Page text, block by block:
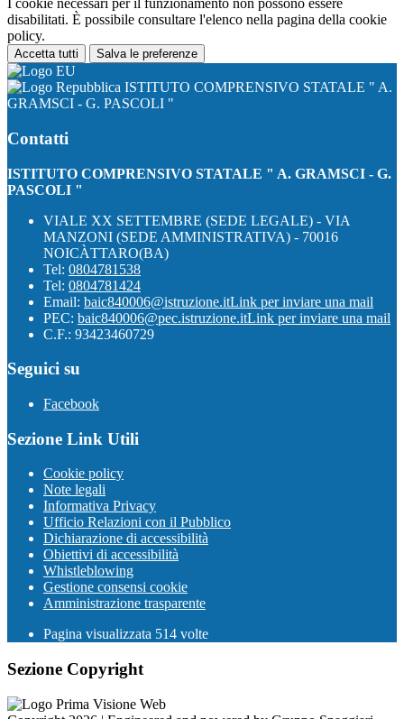
I cookie necessari per il funzionamento non possono essere
disabilitati. È possibile consultare l'elenco nella pagina della cookie
policy.
Accetta tutti Salva le preferenze
ISTITUTO COMPRENSIVO STATALE " A.
GRAMSCI - G. PASCOLI "
Contatti
ISTITUTO COMPRENSIVO STATALE " A. GRAMSCI - G.
PASCOLI "
VIALE XX SETTEMBRE (SEDE LEGALE) - VIA
MANZONI (SEDE AMMINISTRATIVA) - 70016
NOICÀTTARO(BA)
Tel: 0804781538
Tel: 0804781424
Email: baic840006@istruzione.itLink per inviare una mail
PEC: baic840006@pec.istruzione.itLink per inviare una mail
C.F.: 93423460729
Seguici su
Facebook
Sezione Link Utili
Cookie policy
Note legali
Informativa Privacy
Ufficio Relazioni con il Pubblico
Dichiarazione di accessibilità
Obiettivi di accessibilità
Whistleblowing
Gestione consensi cookie
Amministrazione trasparente
Pagina visualizzata 514 volte
Sezione Copyright